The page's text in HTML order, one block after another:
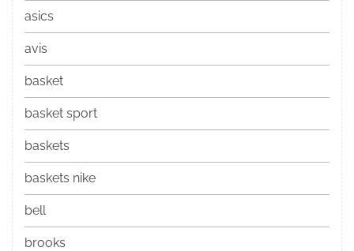
asics
avis
basket
basket sport
baskets
baskets nike
bell
brooks